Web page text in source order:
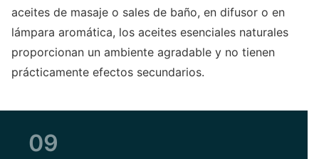
aceites de masaje o sales de baño, en difusor o en
lámpara aromática, los aceites esenciales naturales
proporcionan un ambiente agradable y no tienen
prácticamente efectos secundarios.
09